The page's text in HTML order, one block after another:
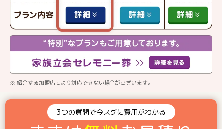
※ 紹介する加盟店により対応できない場合がございます。
3つの質問で今スグに費用がわかる